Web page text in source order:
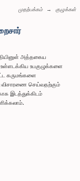
முதற்பக்கம் குழுக்கள்
அத்தகைய
உபகுழுக்களை
கருமங்களை
விசாரணை செய்வதற்கும்
இடத்துக்கிடம்